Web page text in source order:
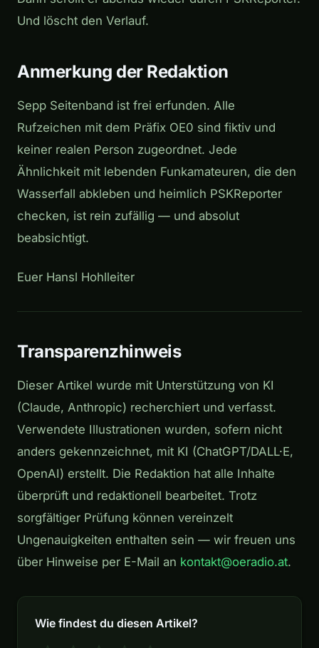
Und löscht den Verlauf.
Anmerkung der Redaktion
Sepp Seitenband ist frei erfunden. Alle
Rufzeichen mit dem Präfix OE0 sind fiktiv und
keiner realen Person zugeordnet. Jede
Ähnlichkeit mit lebenden Funkamateuren, die den
Wasserfall abkleben und heimlich PSKReporter
checken, ist rein zufällig — und absolut
beabsichtigt.
Euer Hansl Hohlleiter
Transparenzhinweis
Dieser Artikel wurde mit Unterstützung von KI
(Claude, Anthropic) recherchiert und verfasst.
Verwendete Illustrationen wurden, sofern nicht
anders gekennzeichnet, mit KI (ChatGPT/DALL·E,
OpenAI) erstellt. Die Redaktion hat alle Inhalte
überprüft und redaktionell bearbeitet. Trotz
sorgfältiger Prüfung können vereinzelt
Ungenauigkeiten enthalten sein — wir freuen uns
über Hinweise per E-Mail an kontakt@oeradio.at.
Wie findest du diesen Artikel?